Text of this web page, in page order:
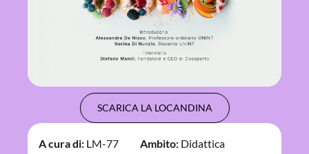
SCARICA LA LOCANDINA
A cura di: LM-77 Ambito: Didattica